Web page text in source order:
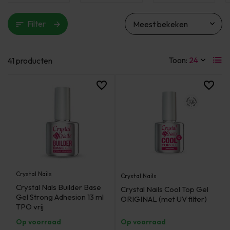
Filter
41 producten Toon:
Crystal Nails
Crystal Nals Builder Base
Gel Strong Adhesion 13 ml
TPO vrij
Op voorraad
Crystal Nails
Crystal Nails Cool Top Gel
ORIGINAL (met UV filter)
Op voorraad